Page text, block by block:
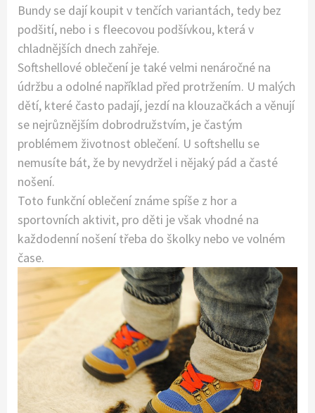
Bundy se dají koupit v tenčích variantách, tedy bez
podšití, nebo i s fleecovou podšívkou, která v
chladnějších dnech zahřeje.
Softshellové oblečení je také velmi nenáročné na
údržbu a odolné například před protržením. U malých
dětí, které často padají, jezdí na klouzačkách a věnují
se nejrůznějším dobrodružstvím, je častým
problémem životnost oblečení. U softshellu se
nemusíte bát, že by nevydržel i nějaký pád a časté
nošení.
Toto funkční oblečení známe spíše z hor a
sportovních aktivit, pro děti je však vhodné na
každodenní nošení třeba do školky nebo ve volném
čase.